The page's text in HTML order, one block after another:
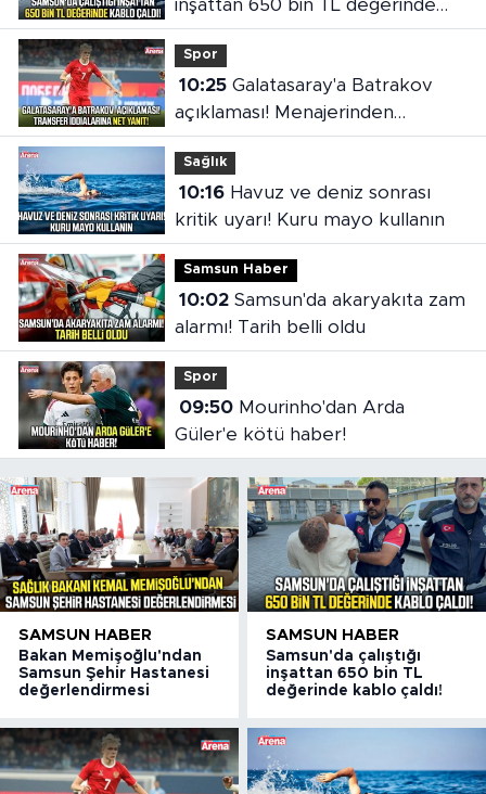
inşattan 650 bin TL değerinde
kablo çaldı!
Spor
10:25Galatasaray'a Batrakov
açıklaması! Menajerinden
transfer iddialarına net yanıt
Sağlık
10:16Havuz ve deniz sonrası
kritik uyarı! Kuru mayo kullanın
Samsun Haber
10:02Samsun'da akaryakıta zam
alarmı! Tarih belli oldu
Spor
09:50Mourinho'dan Arda
Güler'e kötü haber!
SAMSUN HABER
Bakan Memişoğlu'ndan
Samsun Şehir Hastanesi
değerlendirmesi
SAMSUN HABER
Samsun'da çalıştığı
inşattan 650 bin TL
değerinde kablo çaldı!